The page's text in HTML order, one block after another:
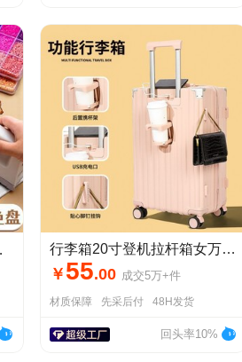
行李箱20寸登机拉杆箱女万向轮24寸男学生26寸密码箱旅行箱皮箱子
￥ 55.00 成交5万+件
材质保障 先采后付 48H发货
回头率10%